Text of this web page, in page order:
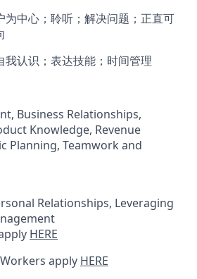
为中心；聆听；解决问题；正直可
我认识；表达技能；时间管理
Business Relationships,
Knowledge, Revenue
Planning, Teamwork and
Relationships, Leveraging
HERE
apply HERE